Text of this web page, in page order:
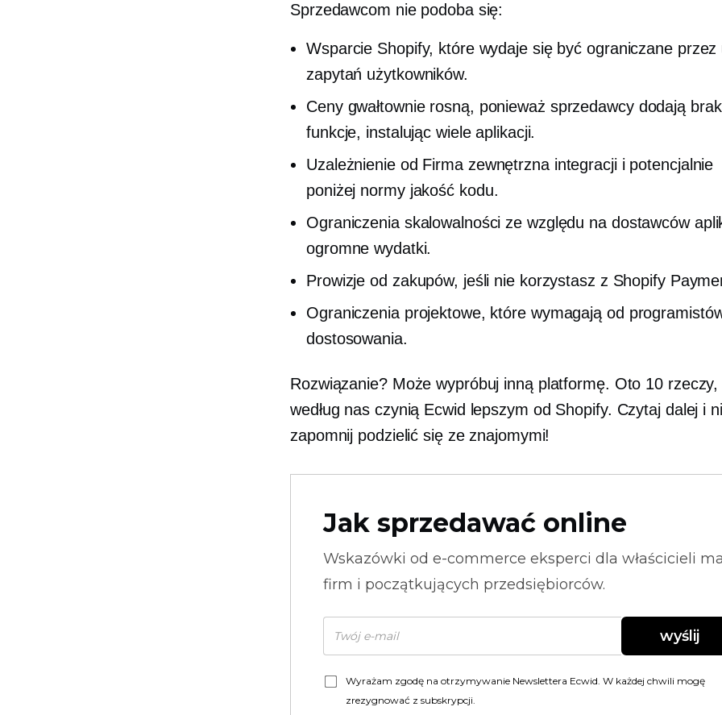
Sprzedawcom nie podoba się:
Wsparcie Shopify, które wydaje się być ograniczane przez
zapytań użytkowników.
Ceny gwałtownie rosną, ponieważ sprzedawcy dodają
funkcje, instalując wiele aplikacji.
Uzależnienie od Firma zewnętrznaintegracji i potencjalnie
poniżej normyjakość kodu.
Ograniczenia skalowalności ze względu na dostawców
ogromne wydatki.
Prowizje od zakupów, jeśli nie korzystasz z Shopify
Ograniczenia projektowe, które wymagają od
dostosowania.
Rozwiązanie? Może wypróbuj inną platformę. Oto 10
według nas czynią Ecwid lepszym od Shopify. Czytaj dalej i
zapomnij podzielić się ze znajomymi!
Jak sprzedawać online
Wskazówki od e-commerce eksperci dla właścicieli
firm i początkujących przedsiębiorców.
wyślij
Wyrażam zgodę na otrzymywanie Newslettera Ecwid. W każdej chwili mogę
zrezygnować z subskrypcji.